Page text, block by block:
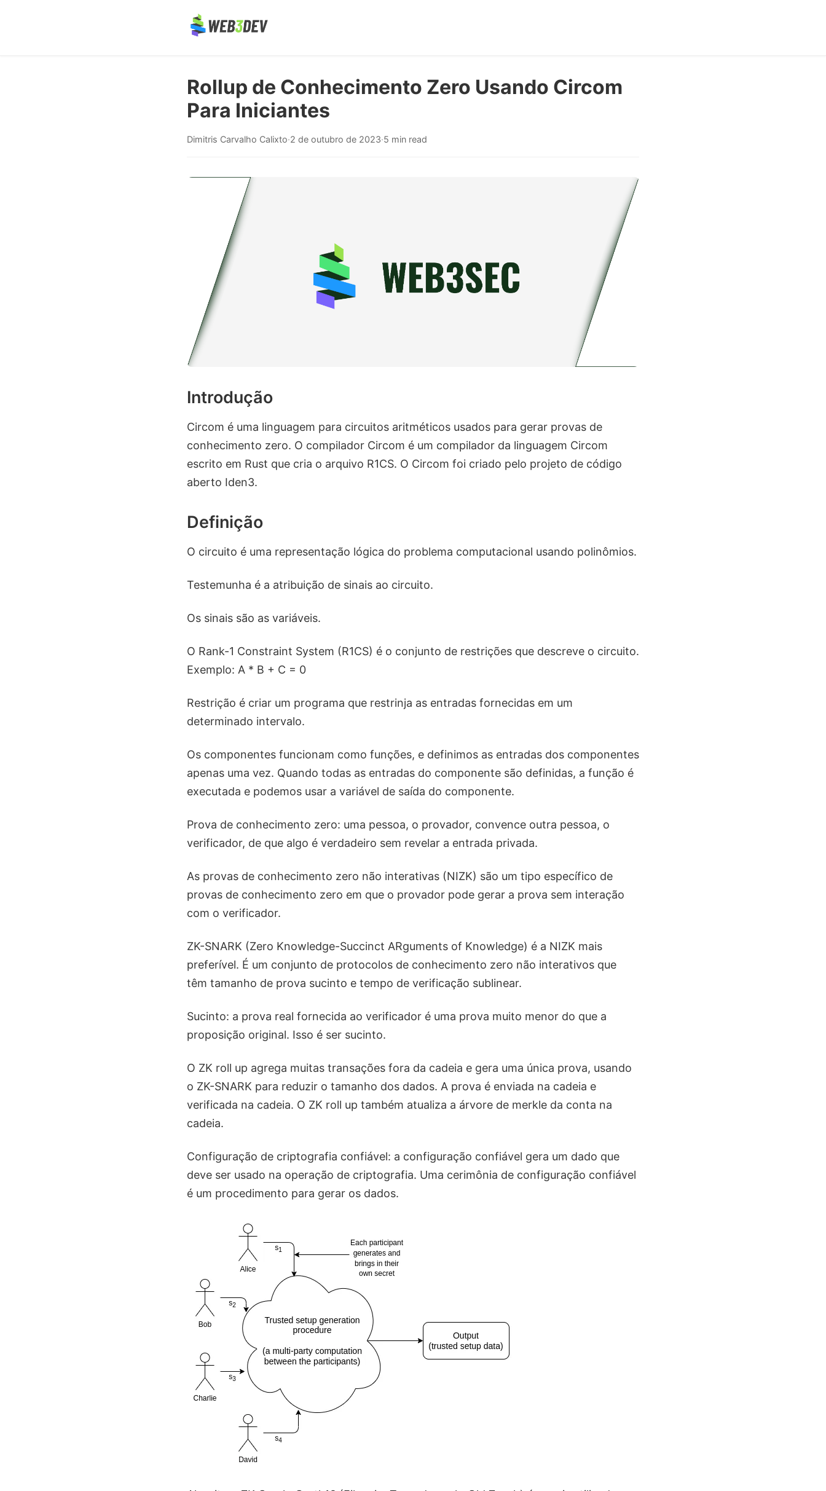
Rollup de Conhecimento Zero Usando Circom
Para Iniciantes
Dimitris Carvalho Calixto·2 de outubro de 2023·5 min read
Introdução
Circom é uma linguagem para circuitos aritméticos usados para gerar provas de
conhecimento zero. O compilador Circom é um compilador da linguagem Circom
escrito em Rust que cria o arquivo R1CS. O Circom foi criado pelo projeto de código
aberto Iden3.
Definição
O circuito é uma representação lógica do problema computacional usando polinômios.
Testemunha é a atribuição de sinais ao circuito.
Os sinais são as variáveis.
O Rank-1 Constraint System (R1CS) é o conjunto de restrições que descreve o circuito.
Exemplo: A * B + C = 0
Restrição é criar um programa que restrinja as entradas fornecidas em um
determinado intervalo.
Os componentes funcionam como funções, e definimos as entradas dos componentes
apenas uma vez. Quando todas as entradas do componente são definidas, a função é
executada e podemos usar a variável de saída do componente.
Prova de conhecimento zero: uma pessoa, o provador, convence outra pessoa, o
verificador, de que algo é verdadeiro sem revelar a entrada privada.
As provas de conhecimento zero não interativas (NIZK) são um tipo específico de
provas de conhecimento zero em que o provador pode gerar a prova sem interação
com o verificador.
ZK-SNARK (Zero Knowledge-Succinct ARguments of Knowledge) é a NIZK mais
preferível. É um conjunto de protocolos de conhecimento zero não interativos que
têm tamanho de prova sucinto e tempo de verificação sublinear.
Sucinto: a prova real fornecida ao verificador é uma prova muito menor do que a
proposição original. Isso é ser sucinto.
O ZK roll up agrega muitas transações fora da cadeia e gera uma única prova, usando
o ZK-SNARK para reduzir o tamanho dos dados. A prova é enviada na cadeia e
verificada na cadeia. O ZK roll up também atualiza a árvore de merkle da conta na
cadeia.
Configuração de criptografia confiável: a configuração confiável gera um dado que
deve ser usado na operação de criptografia. Uma cerimônia de configuração confiável
é um procedimento para gerar os dados.